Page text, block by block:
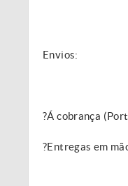
Envios:
?Á cobrança
?Entregas em